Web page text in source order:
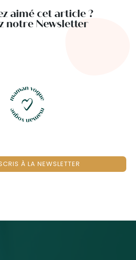
aimé cet article ?
notre Newsletter
À LA NEWSLETTER